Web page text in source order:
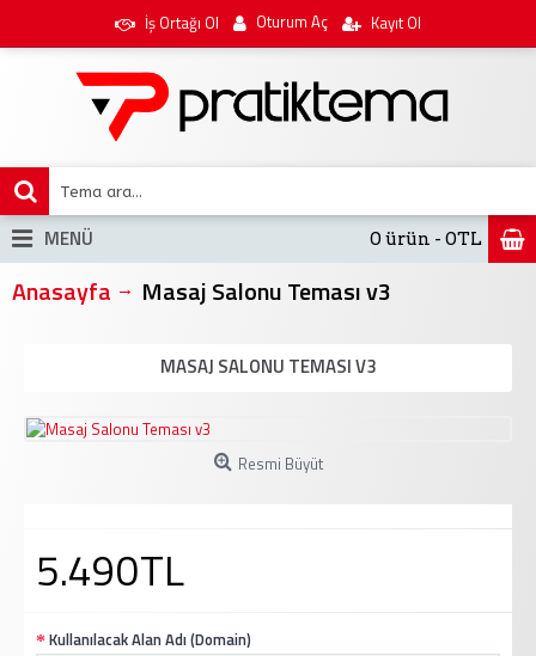
İş Ortağı Ol Oturum Aç Kayıt Ol
0 ürün - 0TL
MENÜ
Anasayfa Masaj Salonu Teması v3
MASAJ SALONU TEMASI V3
Resmi Büyüt
5.490TL
Kullanılacak Alan Adı (Domain)